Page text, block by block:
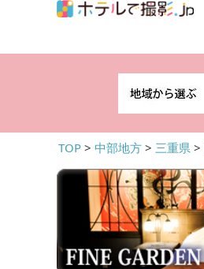
TOP > 中部地方 > 三重県 >